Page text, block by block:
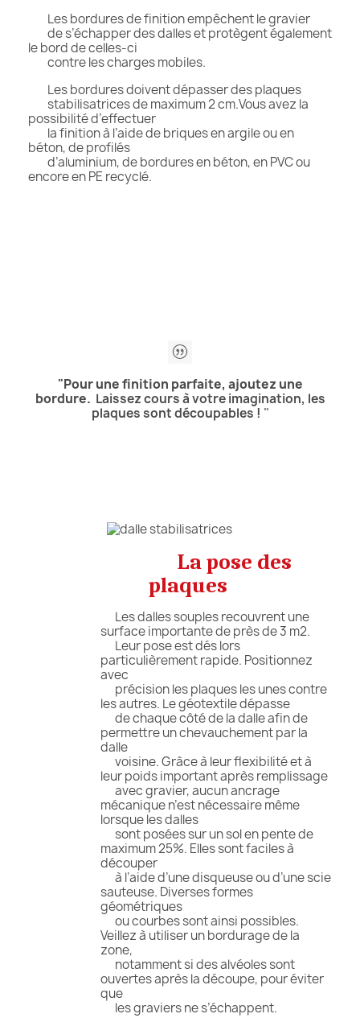
Les bordures de finition empêchent le gravier
de s’échapper des dalles et protègent également
le bord de celles-ci
contre les charges mobiles.
Les bordures doivent dépasser des plaques
stabilisatrices de maximum 2 cm.Vous avez la
possibilité d’effectuer
la finition à l’aide de briques en argile ou en
béton, de profilés
d’aluminium, de bordures en béton, en PVC ou
encore en PE recyclé.
"Pour une finition parfaite, ajoutez une
bordure. Laissez cours à votre imagination, les
plaques sont découpables ! "
La pose des
plaques
Les dalles souples recouvrent une
surface importante de près de 3 m2.
Leur pose est dés lors
particulièrement rapide. Positionnez
avec
précision les plaques les unes contre
les autres. Le géotextile dépasse
de chaque côté de la dalle afin de
permettre un chevauchement par la
dalle
voisine. Grâce à leur flexibilité et à
leur poids important après remplissage
avec gravier, aucun ancrage
mécanique n’est nécessaire même
lorsque les dalles
sont posées sur un sol en pente de
maximum 25%. Elles sont faciles à
découper
à l’aide d’une disqueuse ou d’une scie
sauteuse. Diverses formes
géométriques
ou courbes sont ainsi possibles.
Veillez à utiliser un bordurage de la
zone,
notamment si des alvéoles sont
ouvertes après la découpe, pour éviter
que
les graviers ne s’échappent.